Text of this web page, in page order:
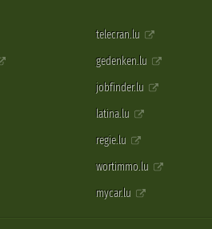
telecran.lu
gedenken.lu
jobfinder.lu
latina.lu
regie.lu
wortimmo.lu
mycar.lu